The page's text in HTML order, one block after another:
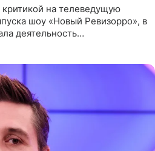
на телеведущую
шоу «Новый Ревизорро», в
деятельность